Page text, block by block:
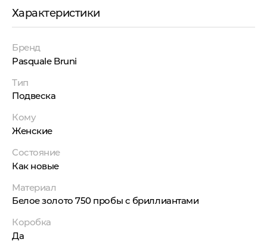
Характеристики
Бренд
Pasquale Bruni
Тип
Подвеска
Кому
Женские
Состояние
Как новые
Материал
Белое золото 750 пробы с бриллиантами
Коробка
Да